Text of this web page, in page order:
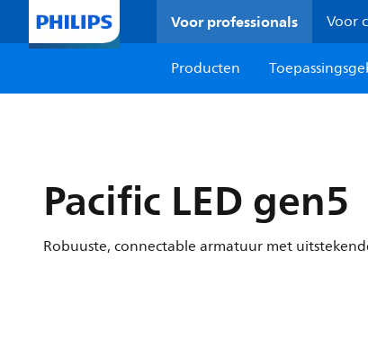
Voor professionals Voor
Producten
Pacific LED gen5
Robuuste, connectable armatuur met